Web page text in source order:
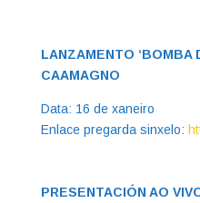
LANZAMENTO ‘BOMBA
CAAMAGNO
Data: 16 de xaneiro
Enlace pregarda sinxelo:
PRESENTACIÓN AO